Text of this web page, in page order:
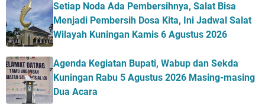
Setiap Noda Ada Pembersihnya, Salat Bisa
Menjadi Pembersih Dosa Kita, Ini Jadwal Salat
Wilayah Kuningan Kamis 6 Agustus 2026
Agenda Kegiatan Bupati, Wabup dan Sekda
Kuningan Rabu 5 Agustus 2026 Masing-masing
Dua Acara